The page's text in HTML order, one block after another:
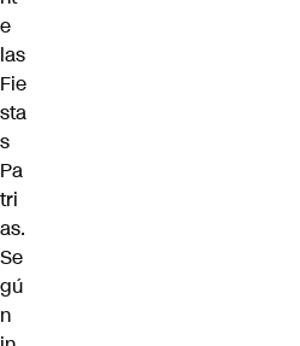
e
las
Fie
sta
s
Pa
tri
as.
Se
gú
n